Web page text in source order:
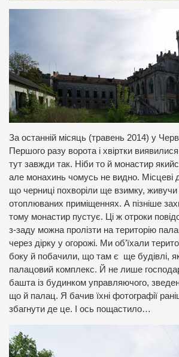
За останній місяць (травень 2014) у
Першого разу ворота і хвіртки
тут завжди так. Ніби то й монастир
але монахинь чомусь не видно. Місцеві
що черниці похворіли ще взимку, живучи
отоплюваних приміщеннях. А пізніше
тому монастир пустує. Ці ж отроки
з-заду можна пролізти на територію
через дірку у огорожі. Ми об’їхали
боку й побачили, що там є ще будівлі,
палацовий комплекс. Й не лише
башта із будинком управляючого,
що й палац. Я бачив їхні фотографії
збагнути де це. І ось пощастило…